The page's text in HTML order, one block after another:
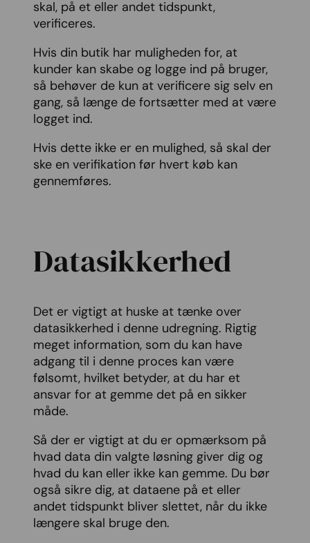
skal, på et eller andet tidspunkt,
verificeres.
Hvis din butik har muligheden for, at
kunder kan skabe og logge ind på bruger,
så behøver de kun at verificere sig selv en
gang, så længe de fortsætter med at være
logget ind.
Hvis dette ikke er en mulighed, så skal der
ske en verifikation før hvert køb kan
gennemføres.
Datasikkerhed
Det er vigtigt at huske at tænke over
datasikkerhed i denne udregning. Rigtig
meget information, som du kan have
adgang til i denne proces kan være
følsomt, hvilket betyder, at du har et
ansvar for at gemme det på en sikker
måde.
Så der er vigtigt at du er opmærksom på
hvad data din valgte løsning giver dig og
hvad du kan eller ikke kan gemme. Du bør
også sikre dig, at dataene på et eller
andet tidspunkt bliver slettet, når du ikke
længere skal bruge den.